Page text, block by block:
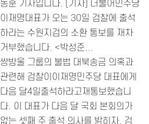
동훈 기자입니다. [기자] 더불어민주당
이재명대표가 오는 30일 검찰에 출석
하라는 수원지검의 소환 통보를 재차
거부했습니다. <박성준...
쌍방울 그룹의 불법 대북송금 의혹과
관련해 검찰이이재명민주당 대표에게
다음 달4일출석하라고재통보했습니
다. 이 대표가 다음 달 국회 본회의가
없는 셋째 주 출석 의사를 밝히자, 검